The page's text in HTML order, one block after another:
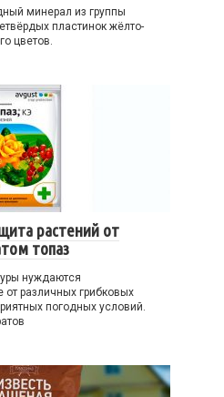
минерал из группы
пластинок жёлто-
цветов.
растений от
топаз
нуждаются
различных грибковых
погодных условий.